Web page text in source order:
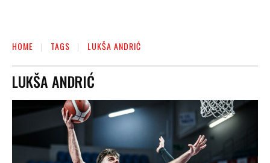
HOME TAGS LUKŠA ANDRIĆ
LUKŠA ANDRIĆ